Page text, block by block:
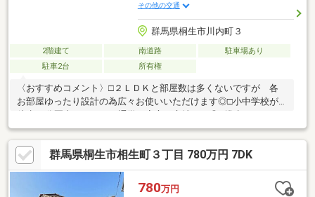
その他の交通
群馬県桐生市川内町３
2階建て 南道路
駐車場あり
駐車2台
所有権
〈おすすめコメント〉□２ＬＤＫと部屋数は多くないですが 各
お部屋ゆったり設計の為広々お使いいただけます◎□小中学校が
ニティプラントに接続！□周辺にはドラッグストアもございます
◎■【0120-82-3388】へお気軽にお問い合わせください■■【ララ
ハウス 太田】で検索♪ 最新情報を毎日更新中です！ 弊社
ホームページをご利用くださいませ☆☆
群馬県桐生市相生町３丁目 780万円 7DK
780万円